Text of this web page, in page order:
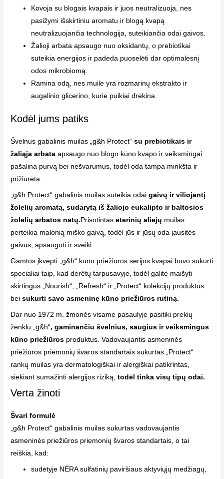
Kovoja su blogais kvapais ir juos neutralizuoja, nes
pasižymi išskirtiniu aromatu ir blogą kvapą
neutralizuojančia technologija, suteikiančia odai gaivos.
Žalioji arbata apsaugo nuo oksidantų, o prebiotikai
suteikia energijos ir padeda puoselėti dar optimalesnį
odos mikrobiomą.
Ramina odą, nes muile yra rozmarinų ekstrakto ir
augalinio glicerino, kurie puikiai drėkina.
Kodėl jums patiks
Švelnus gabalinis muilas „g&h Protect“ su prebiotikais ir
žaliąja arbata apsaugo nuo blogo kūno kvapo ir veiksmingai
pašalina purvą bei nešvarumus, todėl oda tampa minkšta ir
prižiūrėta.
„g&h Protect“ gabalinis muilas suteikia odaigaivų ir viliojantį
žolelių aromatą, sudarytą iš žaliojo eukalipto ir baltosios
žolelių arbatos natų. Prisotintaseterinių aliejų muilas
perteikia malonią miško gaivą, todėl jūs ir jūsų oda jausitės
gaivūs, apsaugoti ir sveiki.
Gamtos įkvėpti „g&h“ kūno priežiūros serijos kvapai buvo sukurti
specialiai taip, kad derėtų tarpusavyje, todėl galite maišyti
skirtingus „Nourish“, „Refresh“ ir „Protect“ kolekcijų produktus
beisukurti savo asmeninę kūno priežiūros rutiną.
Dar nuo 1972 m. žmonės visame pasaulyje pasitiki prekių
ženklu „g&h“, gaminančiu švelnius, saugius ir veiksmingus
kūno priežiūros produktus. Vadovaujantis asmeninės
priežiūros priemonių švaros standartais sukurtas „Protect“
rankų muilas yra dermatologiškai ir alergiškai patikrintas,
siekiant sumažinti alergijos riziką,todėl tinka visų tipų odai.
Verta žinoti
Švari formulė
„g&h Protect“ gabalinis muilas sukurtas vadovaujantis
asmeninės priežiūros priemonių švaros standartais, o tai
reiškia, kad:
sudėtyje NĖRA sulfatinių paviršiaus aktyviųjų medžiagų,